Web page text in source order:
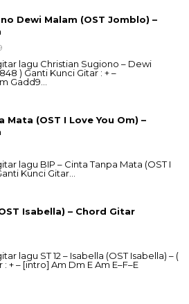
Dewi Malam (OST Jomblo) –
lagu Christian Sugiono – Dewi
) Ganti Kunci Gitar : + –
Gadd9…
Mata (OST I Love You Om) –
lagu BIP – Cinta Tanpa Mata (OST I
Kunci Gitar…
Isabella) – Chord Gitar
lagu ST 12 – Isabella (OST Isabella) – (
+ – [intro] Am Dm E Am E–F–E